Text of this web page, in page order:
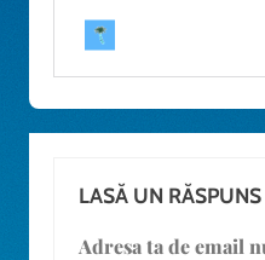
LASĂ UN RĂSPUNS
Adresa ta de email